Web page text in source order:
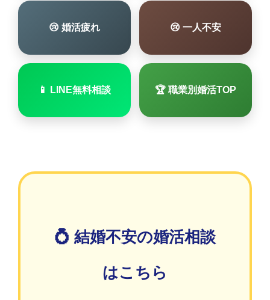
😢 婚活疲れ 😢 一人不安
📱 LINE無料相談 🏆 職業別婚活TOP
💍 結婚不安の婚活相談
はこちら